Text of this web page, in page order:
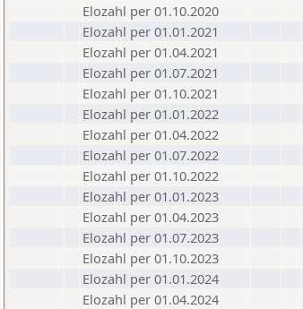
Elozahl per 01.10.2020
Elozahl per 01.01.2021
Elozahl per 01.04.2021
Elozahl per 01.07.2021
Elozahl per 01.10.2021
Elozahl per 01.01.2022
Elozahl per 01.04.2022
Elozahl per 01.07.2022
Elozahl per 01.10.2022
Elozahl per 01.01.2023
Elozahl per 01.04.2023
Elozahl per 01.07.2023
Elozahl per 01.10.2023
Elozahl per 01.01.2024
Elozahl per 01.04.2024